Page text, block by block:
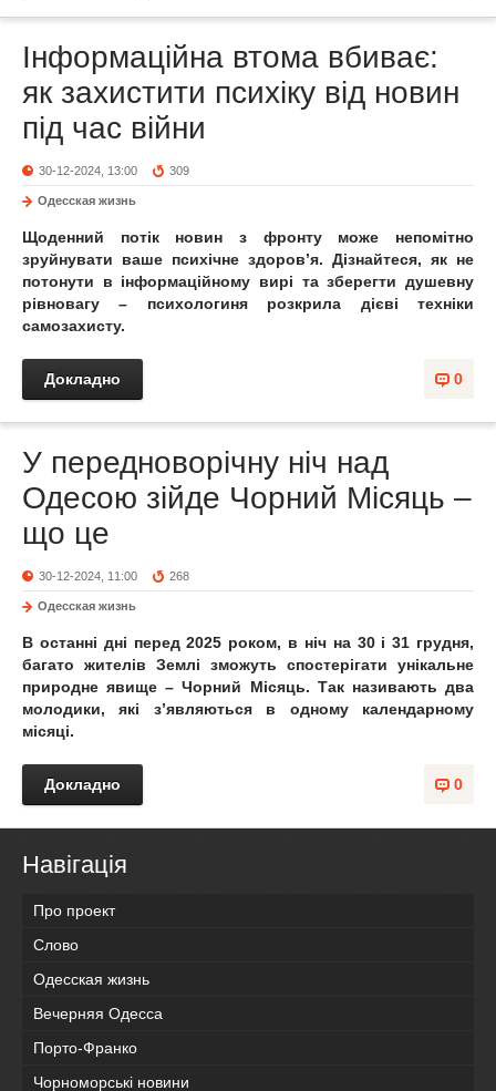
Інформаційна втома вбиває:
як захистити психіку від новин
під час війни
30-12-2024, 13:00 309
Одесская жизнь
Щоденний потік новин з фронту може непомітно
зруйнувати ваше психічне здоров’я. Дізнайтеся, як не
потонути в інформаційному вирі та зберегти душевну
рівновагу – психологиня розкрила дієві техніки
самозахисту.
0
Докладно
У передноворічну ніч над
Одесою зійде Чорний Місяць –
що це
30-12-2024, 11:00 268
Одесская жизнь
В останні дні перед 2025 роком, в ніч на 30 і 31 грудня,
багато жителів Землі зможуть спостерігати унікальне
природне явище – Чорний Місяць. Так називають два
молодики, які з’являються в одному календарному
місяці.
0
Докладно
Навігація
Про проект
Слово
Одесская жизнь
Вечерняя Одесса
Порто-Франко
Чорноморські новини